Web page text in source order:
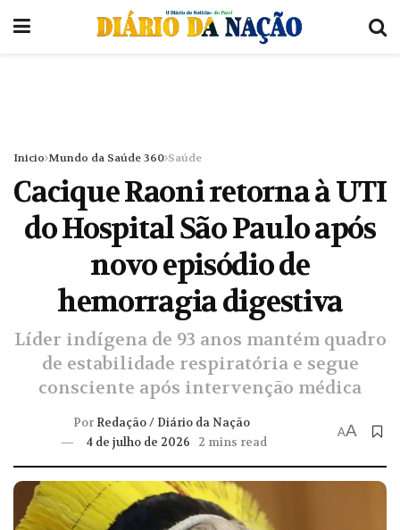
Inicio Mundo da Saúde 360 Saúde
Cacique Raoni retorna à UTI
do Hospital São Paulo após
novo episódio de
hemorragia digestiva
Líder indígena de 93 anos mantém quadro
de estabilidade respiratória e segue
consciente após intervenção médica
Por Redação / Diário da Nação
4 de julho de 2026
2 mins read
AA